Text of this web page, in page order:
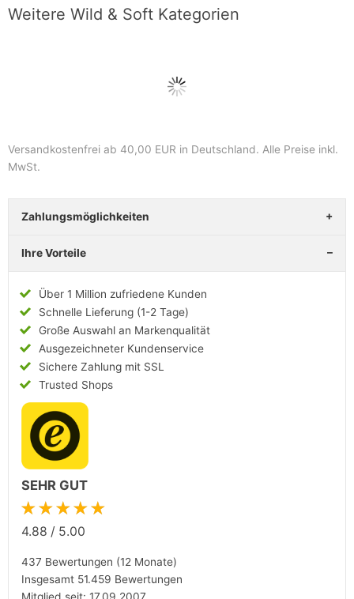
Weitere Wild & Soft Kategorien
Versandkostenfrei ab 40,00 EUR in Deutschland. Alle Preise inkl.
MwSt.
Zahlungsmöglichkeiten
Ihre Vorteile
Über 1 Million zufriedene Kunden
Schnelle Lieferung (1-2 Tage)
Große Auswahl an Markenqualität
Ausgezeichneter Kundenservice
Sichere Zahlung mit SSL
Trusted Shops
SEHR GUT
★★★★★
4.88 / 5.00
437 Bewertungen (12 Monate)
Insgesamt 51.459 Bewertungen